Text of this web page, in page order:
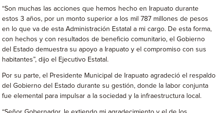
“Son muchas las acciones que hemos hecho en Irapuato durante
estos 3 años, por un monto superior a los mil 787 millones de pesos
en lo que va de esta Administración Estatal a mi cargo. De esta forma,
con hechos y con resultados de beneficio comunitario, el Gobierno
del Estado demuestra su apoyo a Irapuato y el compromiso con sus
habitantes”, dijo el Ejecutivo Estatal.
Por su parte, el Presidente Municipal de Irapuato agradeció el respaldo
del Gobierno del Estado durante su gestión, donde la labor conjunta
fue elemental para impulsar a la sociedad y la infraestructura local.